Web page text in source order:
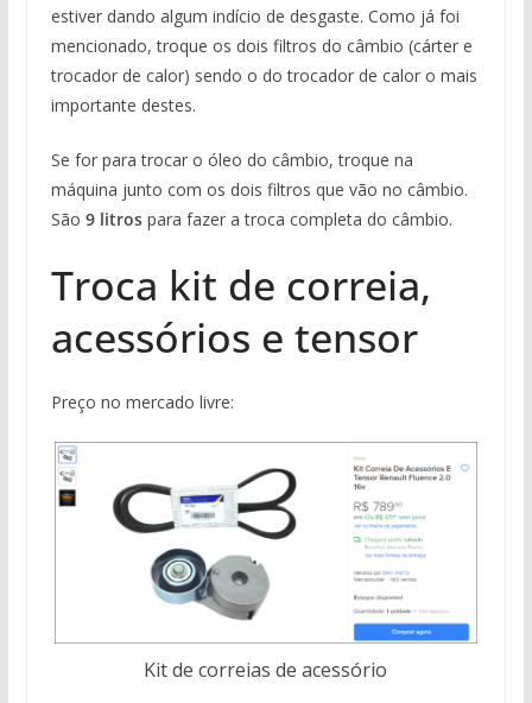
estiver dando algum indício de desgaste. Como já foi
mencionado, troque os dois filtros do câmbio (cárter e
trocador de calor) sendo o do trocador de calor o mais
importante destes.
Se for para trocar o óleo do câmbio, troque na
máquina junto com os dois filtros que vão no câmbio.
São 9 litrospara fazer a troca completa do câmbio.
Troca kit de correia,
acessórios e tensor
Preço no mercado livre:
Kit de correias de acessório